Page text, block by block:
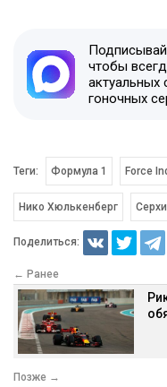
чтобы
актуальных
гоночных
Теги: Формула 1 Force
Нико Хюлькенберг
Поделиться:
← Ранее
Позже →